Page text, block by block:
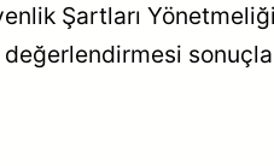
Şartları